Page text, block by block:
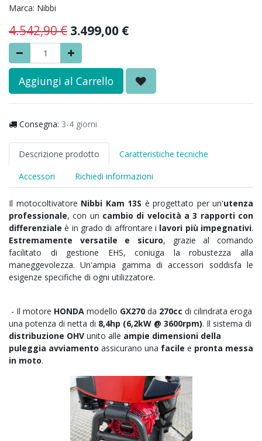
Marca: Nibbi
4.542,90€ 3.499,00 €
Aggiungi al Carrello
Consegna: 3-4 giorni
Descrizione prodotto
Caratteristiche tecniche
Accessori
Richiedi informazioni
Il motocoltivatore Nibbi Kam 13S è progettato per un'utenza
professionale, con un cambio di velocità a 3 rapporti con
differenziale è in grado di affrontare i lavori più impegnativi.
Estremamente versatile e sicuro, grazie al comando
facilitato di gestione EHS, coniuga la robustezza alla
maneggevolezza. Un'ampia gamma di accessori soddisfa le
esigenze specifiche di ogni utilizzatore.
- Il motore HONDA modello GX270 da 270cc di cilindrata eroga
una potenza di netta di 8,4hp (6,2kW @ 3600rpm). Il sistema di
distribuzione OHV unito alle ampie dimensioni della
puleggia avviamento assicurano una facile e pronta messa
in moto.